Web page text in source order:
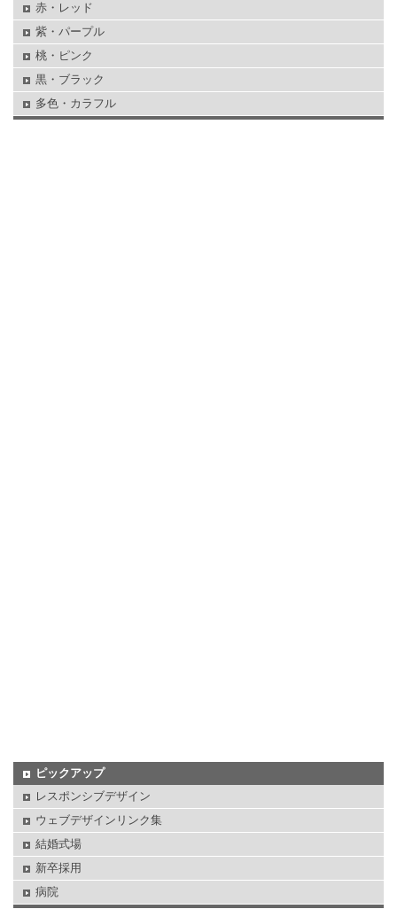
赤・レッド
紫・パープル
桃・ピンク
黒・ブラック
多色・カラフル
ピックアップ
レスポンシブデザイン
ウェブデザインリンク集
結婚式場
新卒採用
病院